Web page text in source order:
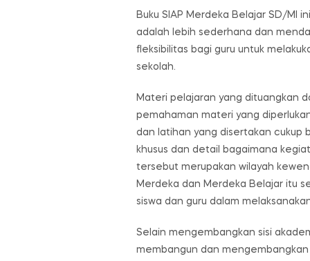
Buku SIAP Merdeka Belajar SD/MI
adalah lebih sederhana dan
fleksibilitas bagi guru untuk
sekolah.
Materi pelajaran yang dituangkan
pemahaman materi yang
dan latihan yang disertakan cukup
khusus dan detail bagaimana
tersebut merupakan wilayah
Merdeka dan Merdeka Belajar itu
siswa dan guru dalam
Selain mengembangkan sisi
membangun dan mengembangkan